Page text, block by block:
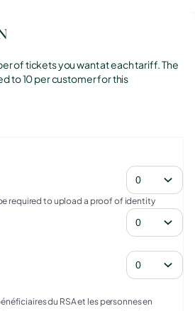
demandeurs d'emploi : 5€
of tickets you want at each tariff. The
to 10 per customer for this
required to upload a proof of identity
du RSA et les personnes en